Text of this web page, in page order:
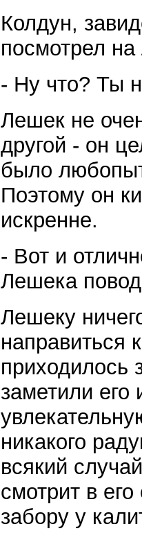
Колдун,
посмотрел
- Ну что? Ты
Лешек не
другой - он
было
Поэтому он
искренне.
- Вот и
Лешека повод
Лешеку
направиться
приходилось
заметили его
никакого
всякий
смотрит в
забору у